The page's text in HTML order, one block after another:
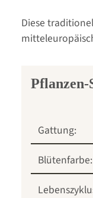
Diese
Gattung:
Blütenfarbe: